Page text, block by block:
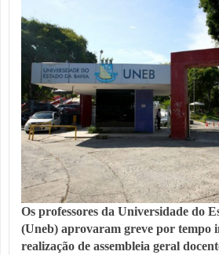
Os professores da Universidade do
(Uneb) aprovaram greve por tempo
realização de assembleia geral